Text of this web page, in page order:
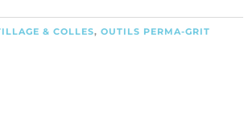
& COLLES,OUTILS PERMA-GRIT